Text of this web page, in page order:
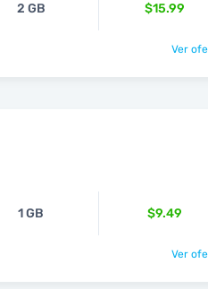
2 GB $15.99
Ver
1 GB $9.49
Ver